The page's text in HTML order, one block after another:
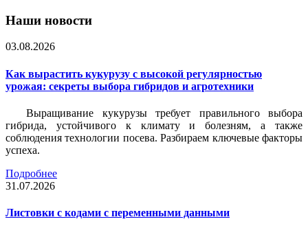
Наши новости
03.08.2026
Как вырастить кукурузу с высокой регулярностью
урожая: секреты выбора гибридов и агротехники
Выращивание кукурузы требует правильного выбора
гибрида, устойчивого к климату и болезням, а также
соблюдения технологии посева. Разбираем ключевые факторы
успеха.
Подробнее
31.07.2026
Листовки c кодами с переменными данными